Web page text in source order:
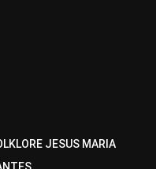
JESUS MARIA